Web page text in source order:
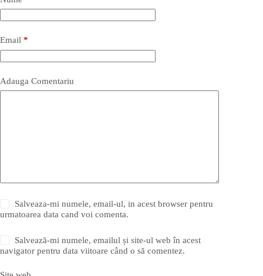
Email *
Adauga Comentariu
Salveaza-mi numele, email-ul, in acest browser pentru
urmatoarea data cand voi comenta.
Salvează-mi numele, emailul și site-ul web în acest
navigator pentru data viitoare când o să comentez.